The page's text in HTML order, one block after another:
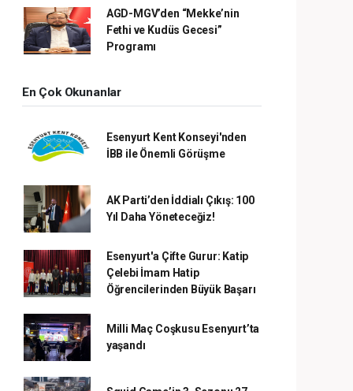
AGD-MGV’den “Mekke’nin
Fethi ve Kudüs Gecesi”
Programı
En Çok Okunanlar
Esenyurt Kent Konseyi'nden
İBB ile Önemli Görüşme
AK Parti’den İddialı Çıkış: 100
Yıl Daha Yöneteceğiz!
Esenyurt'a Çifte Gurur: Katip
Çelebi İmam Hatip
Öğrencilerinden Büyük Başarı
Milli Maç Coşkusu Esenyurt’ta
yaşandı